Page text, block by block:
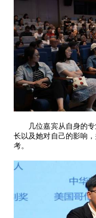
几位嘉宾从自身的专
长以及她对自己的影响
考。